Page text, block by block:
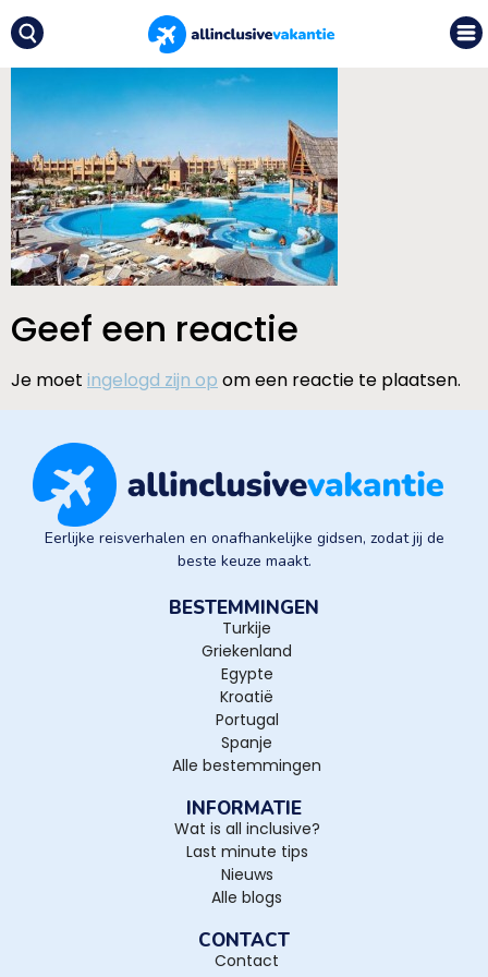
Geef een reactie
Je moet ingelogd zijn op om een reactie te plaatsen.
Eerlijke reisverhalen en onafhankelijke gidsen, zodat jij de
beste keuze maakt.
BESTEMMINGEN
Turkije
Griekenland
Egypte
Kroatië
Portugal
Spanje
Alle bestemmingen
INFORMATIE
Wat is all inclusive?
Last minute tips
Nieuws
Alle blogs
CONTACT
Contact